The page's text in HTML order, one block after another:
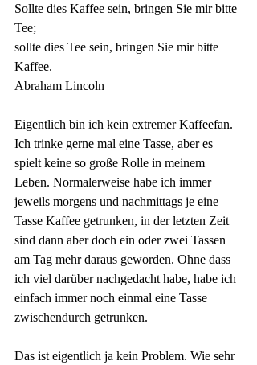
Sollte dies Kaffee sein, bringen Sie mir bitte
Tee;
sollte dies Tee sein, bringen Sie mir bitte
Kaffee.
Abraham Lincoln
Eigentlich bin ich kein extremer Kaffeefan.
Ich trinke gerne mal eine Tasse, aber es
spielt keine so große Rolle in meinem
Leben. Normalerweise habe ich immer
jeweils morgens und nachmittags je eine
Tasse Kaffee getrunken, in der letzten Zeit
sind dann aber doch ein oder zwei Tassen
am Tag mehr daraus geworden. Ohne dass
ich viel darüber nachgedacht habe, habe ich
einfach immer noch einmal eine Tasse
zwischendurch getrunken.
Das ist eigentlich ja kein Problem. Wie sehr